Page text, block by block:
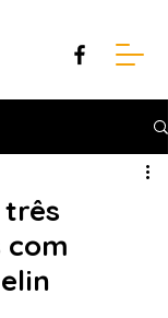
5 estrelas.